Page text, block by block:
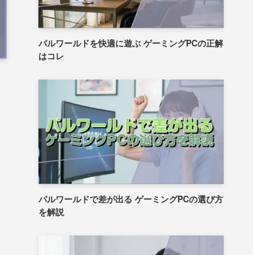
パルワールドを快適に遊ぶ ゲーミングPCの正解
はコレ
パルワールドで差が出る ゲーミングPCの選び方
を解説